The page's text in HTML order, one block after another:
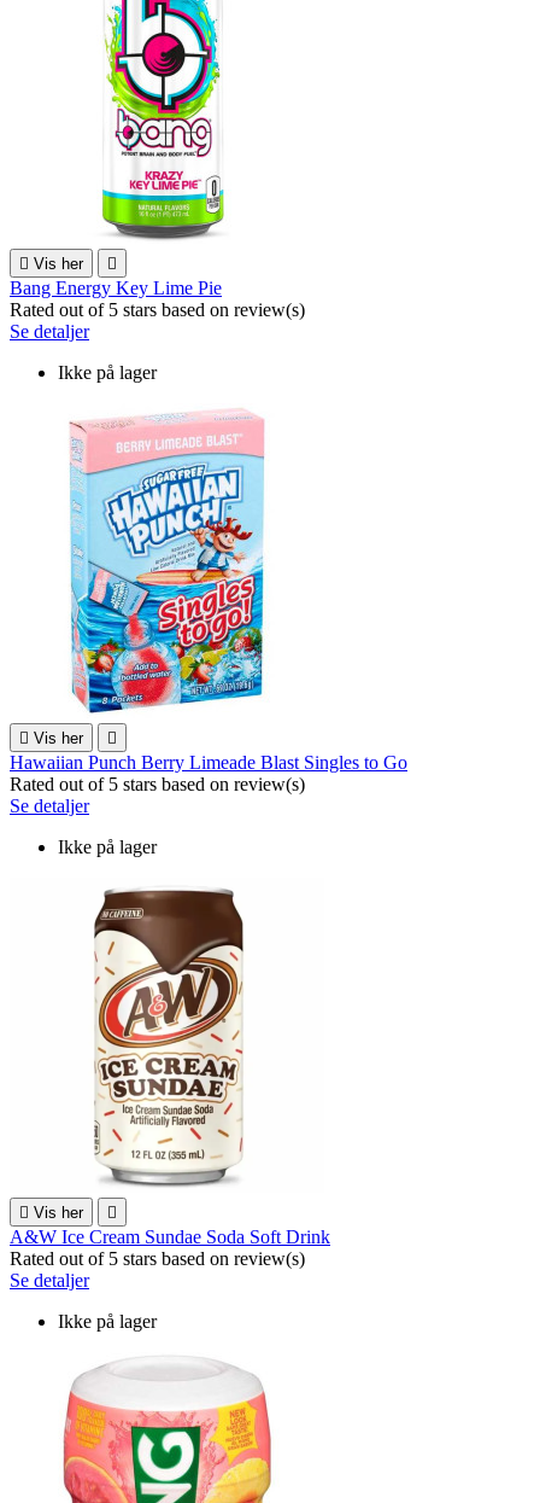
 Vis her 
Bang Energy Key Lime Pie
Rated out of 5 stars based on review(s)
Se detaljer
Ikke på lager
 Vis her 
Hawaiian Punch Berry Limeade Blast Singles to Go
Rated out of 5 stars based on review(s)
Se detaljer
Ikke på lager
 Vis her 
A&W Ice Cream Sundae Soda Soft Drink
Rated out of 5 stars based on review(s)
Se detaljer
Ikke på lager